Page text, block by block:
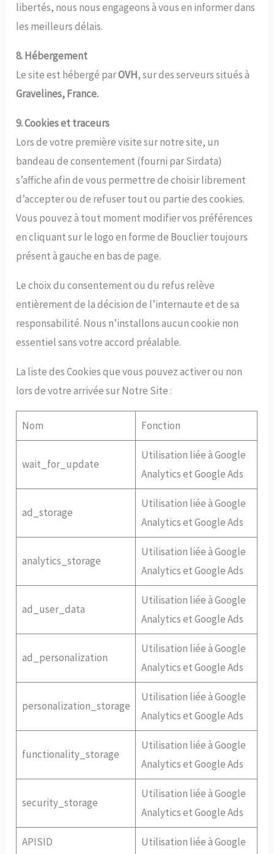
libertés, nous nous engageons à vous en informer dans
les meilleurs délais.
8. Hébergement
Le site est hébergé parOVH, sur des serveurs situés à
Gravelines, France.
9. Cookies et traceurs
Lors de votre première visite sur notre site, un
bandeau de consentement (fourni par Sirdata)
s’affiche afin de vous permettre de choisir librement
d’accepter ou de refuser tout ou partie des cookies.
Vous pouvez à tout moment modifier vos préférences
en cliquant sur le logo en forme de Bouclier toujours
présent à gauche en bas de page.
Le choix du consentement ou du refus relève
entièrement de la décision de l’internaute et de sa
responsabilité. Nous n’installons aucun cookie non
essentiel sans votre accord préalable.
La liste des Cookies que vous pouvez activer ou non
lors de votre arrivée sur Notre Site :
Nom Fonction
wait_for_update
Utilisation liée à Google
Analytics et Google Ads
ad_storage
Utilisation liée à Google
Analytics et Google Ads
analytics_storage
Utilisation liée à Google
Analytics et Google Ads
ad_user_data
Utilisation liée à Google
Analytics et Google Ads
ad_personalization
Utilisation liée à Google
Analytics et Google Ads
personalization_storage
Utilisation liée à Google
Analytics et Google Ads
functionality_storage
Utilisation liée à Google
Analytics et Google Ads
security_storage
Utilisation liée à Google
Analytics et Google Ads
APISID Utilisation liée à Google